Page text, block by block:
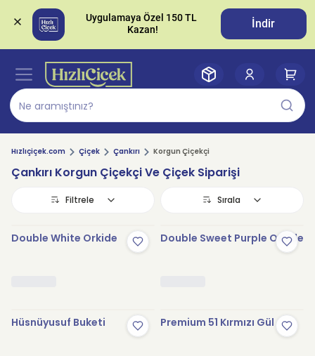
Uygulamaya Özel 150 TL
İndir
Hızlıçiçek.com Çiçek Çankırı Korgun Çiçekçi
Çankırı Korgun Çiçekçi Ve Çiçek Siparişi
Filtrele Sırala
Double White Orkide Double Sweet Purple Orkide
Hüsnüyusuf Buketi Premium 51 Kırmızı Gül